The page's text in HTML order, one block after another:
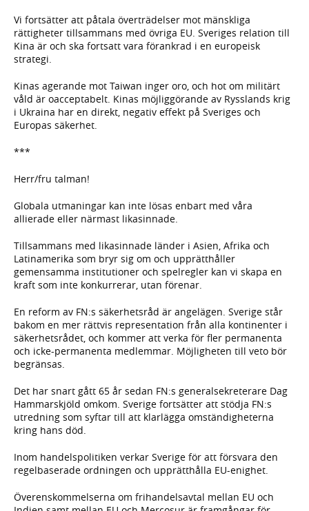
Vi fortsätter att påtala överträdelser mot mänskliga
rättigheter tillsammans med övriga EU. Sveriges relation till
Kina är och ska fortsatt vara förankrad i en europeisk
strategi.
Kinas agerande mot Taiwan inger oro, och hot om militärt
våld är oacceptabelt. Kinas möjliggörande av Rysslands krig
i Ukraina har en direkt, negativ effekt på Sveriges och
Europas säkerhet.
***
Herr/fru talman!
Globala utmaningar kan inte lösas enbart med våra
allierade eller närmast likasinnade.
Tillsammans med likasinnade länder i Asien, Afrika och
Latinamerika som bryr sig om och upprätthåller
gemensamma institutioner och spelregler kan vi skapa en
kraft som inte konkurrerar, utan förenar.
En reform av FN:s säkerhetsråd är angelägen. Sverige står
bakom en mer rättvis representation från alla kontinenter i
säkerhetsrådet, och kommer att verka för fler permanenta
och icke-permanenta medlemmar. Möjligheten till veto bör
begränsas.
Det har snart gått 65 år sedan FN:s generalsekreterare Dag
Hammarskjöld omkom. Sverige fortsätter att stödja FN:s
utredning som syftar till att klarlägga omständigheterna
kring hans död.
Inom handelspolitiken verkar Sverige för att försvara den
regelbaserade ordningen och upprätthålla EU-enighet.
Överenskommelserna om frihandelsavtal mellan EU och